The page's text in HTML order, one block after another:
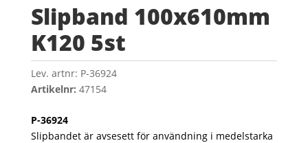
Slipband 100x610mm
K120 5st
Lev. artnr: P-36924
Artikelnr: 47154
P-36924
Slipbandet är avsesett för användning i medelstarka